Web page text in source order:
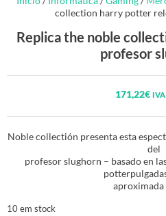
collection harry potter
Replica the noble
profesor
171,22€ IVA
Noble collectión presenta esta
del
profesor slughorn – basado en
aproximada
10 em stock